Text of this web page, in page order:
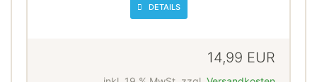
DETAILS
14,99 EUR